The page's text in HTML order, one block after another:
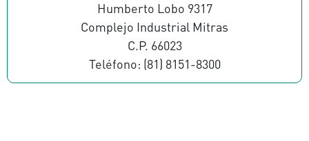
Humberto Lobo 9317
Complejo Industrial Mitras
C.P. 66023
Teléfono: (81) 8151-8300